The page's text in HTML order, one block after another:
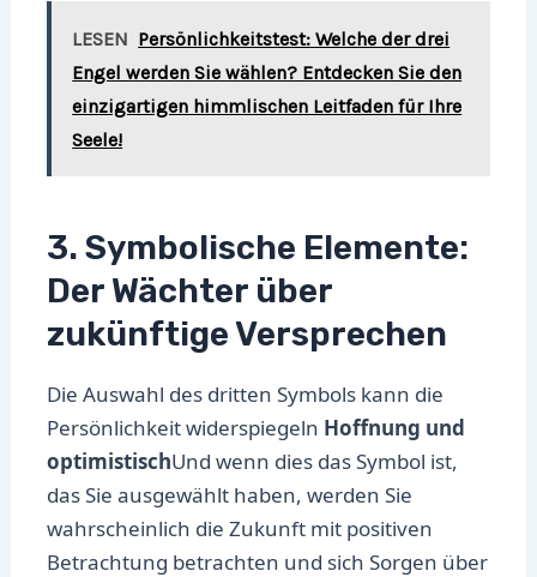
LESEN Persönlichkeitstest: Welche der drei
Engel werden Sie wählen? Entdecken Sie den
einzigartigen himmlischen Leitfaden für Ihre
Seele!
3. Symbolische Elemente:
Der Wächter über
zukünftige Versprechen
Die Auswahl des dritten Symbols kann die
Persönlichkeit widerspiegeln Hoffnung und
optimistischUnd wenn dies das Symbol ist,
das Sie ausgewählt haben, werden Sie
wahrscheinlich die Zukunft mit positiven
Betrachtung betrachten und sich Sorgen über